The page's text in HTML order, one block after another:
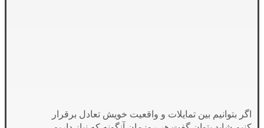
اگر بتوانیم بین تمایلات و واقعیت خویش تعادل برقرار